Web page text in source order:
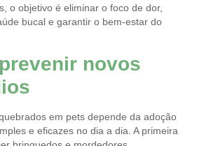
o objetivo é eliminar o foco de dor,
bucal e garantir o bem-estar do
novos
em pets depende da adoção
e eficazes no dia a dia. A primeira